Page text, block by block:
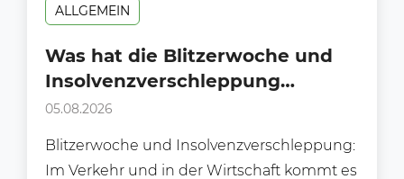
ALLGEMEIN
Was hat die Blitzerwoche und
Insolvenzverschleppung
gemeinsam?
05.08.2026
Blitzerwoche und Insolvenzverschleppung:
Im Verkehr und in der Wirtschaft kommt es